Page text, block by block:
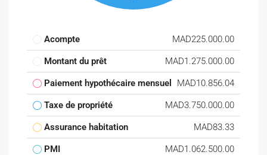
Acompte MAD225.000.00
Montant du prêt MAD1.275.000.00
Paiement hypothécaire mensuel MAD10.856.04
Taxe de propriété MAD3.750.000.00
Assurance habitation MAD83.33
PMI MAD1.062.500.00